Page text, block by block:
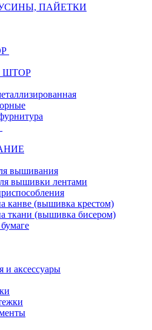
ПАЙЕТКИ
ШТОР
вышивания
вышивки лентами
канве (вышивка крестом)
ткани (вышивка бисером)
и аксессуары